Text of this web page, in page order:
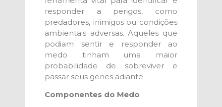
responder a perigos, como
predadores, inimigos ou condições
ambientais adversas. Aqueles que
podiam sentir e responder ao
medo tinham uma maior
probabilidade de sobreviver e
passar seus genes adiante.
Componentes do Medo